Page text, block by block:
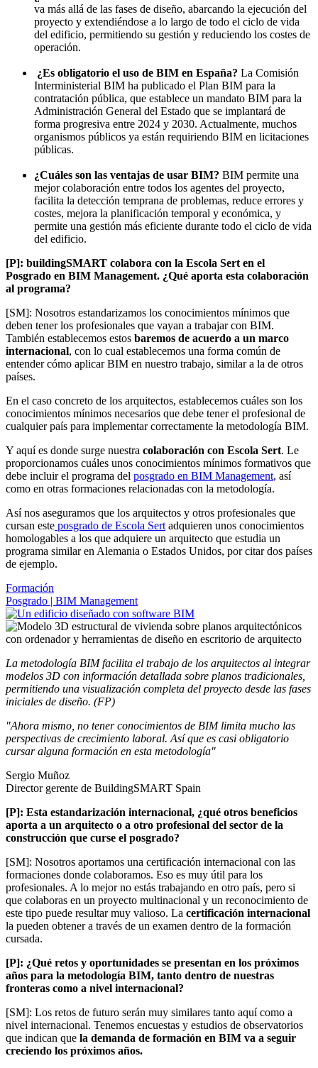
va más allá de las fases de diseño, abarcando la ejecución del
proyecto y extendiéndose a lo largo de todo el ciclo de vida
del edificio, permitiendo su gestión y reduciendo los costes de
operación.
¿Es obligatorio el uso de BIM en España? La Comisión
Interministerial BIM ha publicado el Plan BIM para la
contratación pública, que establece un mandato BIM para la
Administración General del Estado que se implantará de
forma progresiva entre 2024 y 2030. Actualmente, muchos
organismos públicos ya están requiriendo BIM en licitaciones
públicas.
¿Cuáles son las ventajas de usar BIM? BIM permite una
mejor colaboración entre todos los agentes del proyecto,
facilita la detección temprana de problemas, reduce errores y
costes, mejora la planificación temporal y económica, y
permite una gestión más eficiente durante todo el ciclo de vida
del edificio.
[P]: buildingSMART colabora con la Escola Sert en el
Posgrado en BIM Management. ¿Qué aporta esta colaboración
al programa?
[SM]: Nosotros estandarizamos los conocimientos mínimos que
deben tener los profesionales que vayan a trabajar con BIM.
También establecemos estos baremos de acuerdo a un marco
internacional, con lo cual establecemos una forma común de
entender cómo aplicar BIM en nuestro trabajo, similar a la de otros
países.
En el caso concreto de los arquitectos, establecemos cuáles son los
conocimientos mínimos necesarios que debe tener el profesional de
cualquier país para implementar correctamente la metodología BIM.
Y aquí es donde surge nuestra colaboración con Escola Sert. Le
proporcionamos cuáles unos conocimientos mínimos formativos que
debe incluir el programa del posgrado en BIM Management, así
como en otras formaciones relacionadas con la metodología.
Así nos aseguramos que los arquitectos y otros profesionales que
cursan este posgrado de Escola Sertadquieren unos conocimientos
homologables a los que adquiere un arquitecto que estudia un
programa similar en Alemania o Estados Unidos, por citar dos países
de ejemplo.
Formación
Posgrado | BIM Management
La metodología BIM facilita el trabajo de los arquitectos al integrar
modelos 3D con información detallada sobre planos tradicionales,
permitiendo una visualización completa del proyecto desde las fases
iniciales de diseño. (FP)
"Ahora mismo, no tener conocimientos de BIM limita mucho las
perspectivas de crecimiento laboral. Así que es casi obligatorio
cursar alguna formación en esta metodología"
Sergio Muñoz
Director gerente de BuildingSMART Spain
[P]: Esta estandarización internacional, ¿qué otros beneficios
aporta a un arquitecto o a otro profesional del sector de la
construcción que curse el posgrado?
[SM]: Nosotros aportamos una certificación internacional con las
formaciones donde colaboramos. Eso es muy útil para los
profesionales. A lo mejor no estás trabajando en otro país, pero si
que colaboras en un proyecto multinacional y un reconocimiento de
este tipo puede resultar muy valioso. La certificación internacional
la pueden obtener a través de un examen dentro de la formación
cursada.
[P]: ¿Qué retos y oportunidades se presentan en los próximos
años para la metodología BIM, tanto dentro de nuestras
fronteras como a nivel internacional?
[SM]: Los retos de futuro serán muy similares tanto aquí como a
nivel internacional. Tenemos encuestas y estudios de observatorios
que indican que la demanda de formación en BIM va a seguir
creciendo los próximos años.